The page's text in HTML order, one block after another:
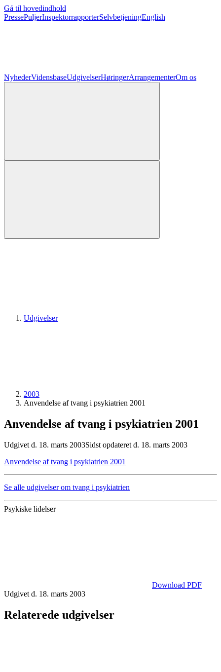
Gå til hovedindhold
PressePuljerInspektorrapporterSelvbetjeningEnglish
NyhederVidensbaseUdgivelserHøringerArrangementerOm os
Udgivelser
2003
Anvendelse af tvang i psykiatrien 2001
Anvendelse af tvang i psykiatrien 2001
Udgivet d. 18. marts 2003Sidst opdateret d. 18. marts 2003
Anvendelse af tvang i psykiatrien 2001
Se alle udgivelser om tvang i psykiatrien
Psykiske lidelser
Download PDF
Udgivet d. 18. marts 2003
Relaterede udgivelser